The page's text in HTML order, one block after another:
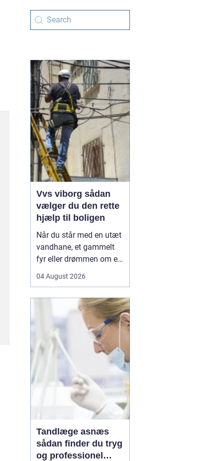
Vvs viborg sådan
vælger du den rette
hjælp til boligen
Når du står med en utæt
vandhane, et gammelt
fyr eller drømmen om et
dygtig VVSer være
løsning og en dyr
langtidsskade. I Viborg
og omegn findes der
mange fagfolk, men
hvordan sikrer du dig, at
04 August 2026
Tandlæge asnæs
sådan finder du tryg
og professionel